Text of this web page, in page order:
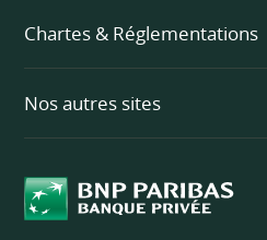
Chartes & Réglementations
Nos autres sites